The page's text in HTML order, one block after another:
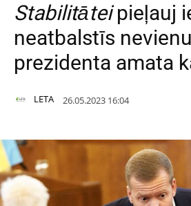
Stabilitāteipieļauj
neatbalstīs
prezidenta amata
LETA 26.05.2023 16:04